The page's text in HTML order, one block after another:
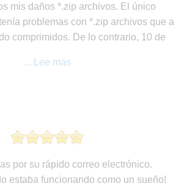
mis daños *.zip archivos. El único
problemas con *.zip archivos que a
comprimidos. De lo contrario, 10 de
... Lee mas
por su rápido correo electrónico.
estaba funcionando como un sueño!